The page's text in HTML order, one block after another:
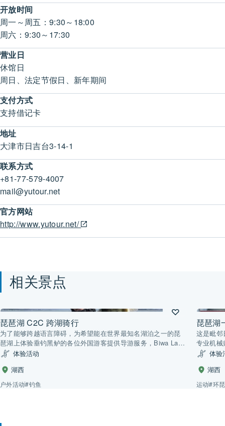
开放时间
周一～周五：9:30～18:00
周六：9:30～17:30
营业日
休馆日
周日、法定节假日、新年期间
支付方式
支持借记卡
地址
大津市日吉台3-14-1
联系方式
+81-77-579-4007
mail@yutour.net
官方网站
http://www.yutour.net/
相关景点
琵琶湖 C2C 跨湖骑行
为了能够跨越语言障碍，为希望能在世界最知名湖泊之一的琵
琶湖上体验垂钓黑鲈的各位外国游客提供导游服务，Biwa Lake
C2C由此诞生。这是目前琵琶湖唯一公认的外宾垂钓导游服
友好热情的服务，培育一个垂钓爱好者社群。我们始终致力于
让顾客体验琵琶湖优美富饶的大自然和独特环境，帮助他们打
造美好的回忆。
体验活动
湖西
户外活动#钓鱼
琵琶湖
这是毗邻
专业机
童自行
体验
湖西
运动#环